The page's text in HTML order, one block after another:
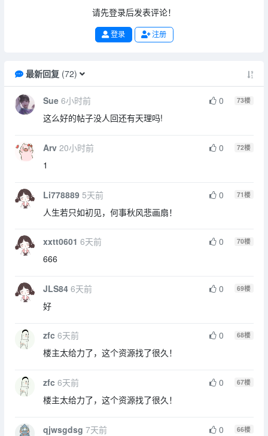
请先登录后发表评论！
登录 注册
最新回复(72)
Sue 6小时前 0 73楼
这么好的帖子没人回还有天理吗!
Arv 20小时前 0 72楼
1
Li778889 5天前 0 71楼
人生若只如初见，何事秋风悲画扇！
xxtt0601 6天前 0 70楼
666
JLS84 6天前 0 69楼
好
zfc 6天前 0 68楼
楼主太给力了，这个资源找了很久！
zfc 6天前 0 67楼
楼主太给力了，这个资源找了很久！
qjwsgdsg 7天前 0 66楼